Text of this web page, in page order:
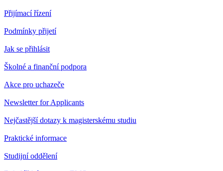
Přijímací řízení
Podmínky přijetí
Jak se přihlásit
Školné a finanční podpora
Akce pro uchazeče
Newsletter for Applicants
Nejčastější dotazy k magisterskému studiu
Praktické informace
Studijní oddělení